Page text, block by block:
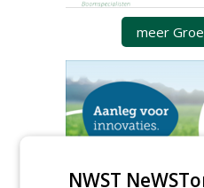
meer
NWST